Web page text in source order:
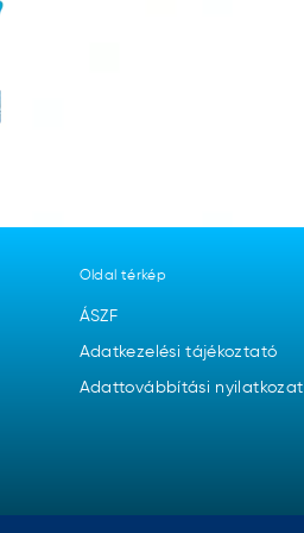
Oldal térkép
ÁSZF
Adatkezelési tájékoztató
Adattovábbítási nyilatkozat